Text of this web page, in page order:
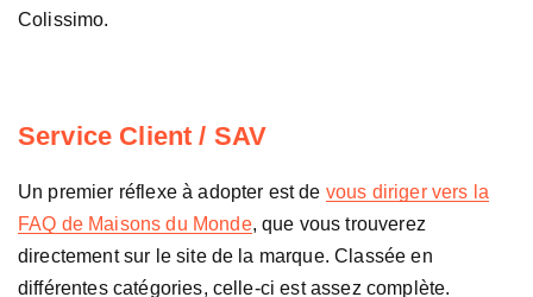
Colissimo.
Service Client / SAV
Un premier réflexe à adopter est de vous diriger vers la
FAQ de Maisons du Monde, que vous trouverez
directement sur le site de la marque. Classée en
différentes catégories, celle-ci est assez complète.